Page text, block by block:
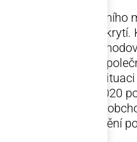
Úkolem profesionálního
nejvyšší pojistné
bezpečně
ekonomické krizi.
se to i přes těžkou
spedice v roce 2020
důležitých faktorů
bylo pojištění